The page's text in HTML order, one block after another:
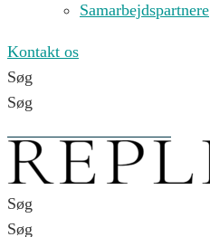
Samarbejdspartnere
Kontakt os
Søg
Søg
Søg
Søg